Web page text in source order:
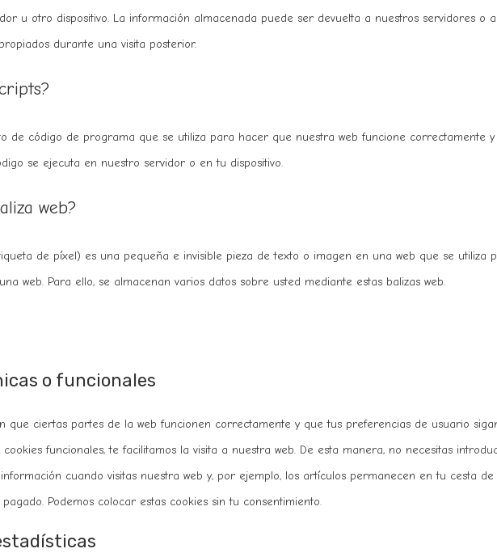
u otro dispositivo. La información almacenada puede ser devuelta a nuestros servidores o
durante una visita posterior.
de código de programa que se utiliza para hacer que nuestra web funcione correctamente
se ejecuta en nuestro servidor o en tu dispositivo.
web?
de píxel) es una pequeña e invisible pieza de texto o imagen en una web que se utiliza
web. Para ello, se almacenan varios datos sobre usted mediante estas balizas web.
o funcionales
que ciertas partes de la web funcionen correctamente y que tus preferencias de usuario
funcionales, te facilitamos la visita a nuestra web. De esta manera, no necesitas
cuando visitas nuestra web y, por ejemplo, los artículos permanecen en tu cesta de
Podemos colocar estas cookies sin tu consentimiento.